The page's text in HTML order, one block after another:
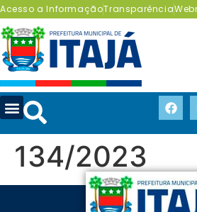
Acesso a InformaçãoTransparência
134/2023